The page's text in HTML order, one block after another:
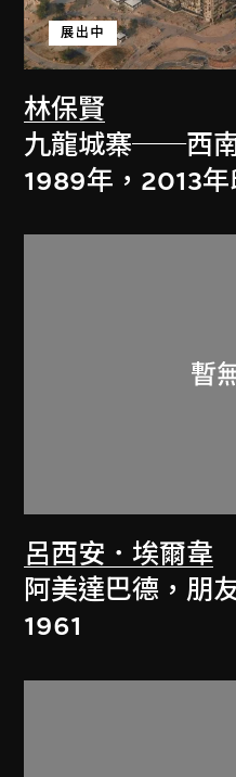
林保賢
展出中
九龍城寨──西
1989年，2013年
呂西安．埃爾韋
阿美達巴德，朋
1961